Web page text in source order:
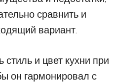
сравнить и
вариант.
стиль и цвет кухни при
он гармонировал с